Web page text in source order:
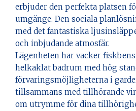
erbjuder den perfekta platsen
umgänge. Den sociala
med det fantastiska
och inbjudande atmosfär.
Lägenheten har vacker
helkaklat badrum med hög
förvaringsmöjligheterna i
tillsammans med tillhörande
om utrymme för dina